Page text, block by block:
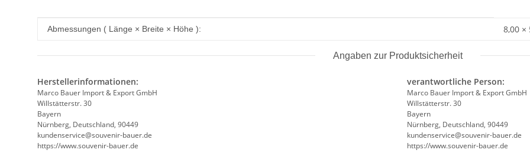
Produkteigenschaft
Wert
Abmessungen ( Länge × Breite × Höhe ): 8,00 ×
Angaben zur Produktsicherheit
Herstellerinformationen:
Marco Bauer Import & Export GmbH
Willstätterstr. 30
Bayern
Nürnberg, Deutschland, 90449
kundenservice@souvenir-bauer.de
https://www.souvenir-bauer.de
verantwortliche Person:
Marco Bauer Import & Export GmbH
Willstätterstr. 30
Bayern
Nürnberg, Deutschland, 90449
kundenservice@souvenir-bauer.de
https://www.souvenir-bauer.de